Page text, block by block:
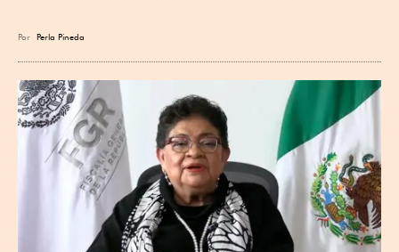
Por Perla Pineda